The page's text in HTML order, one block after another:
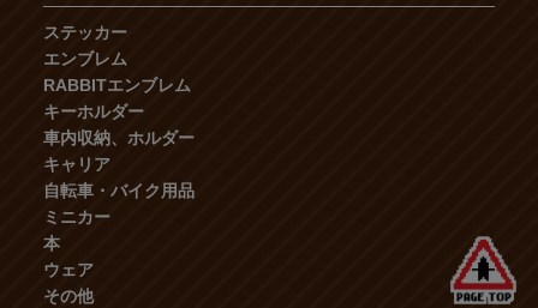
ステッカー
エンブレム
RABBITエンブレム
キーホルダー
車内収納、ホルダー
キャリア
自転車・バイク用品
ミニカー
本
ウェア
その他